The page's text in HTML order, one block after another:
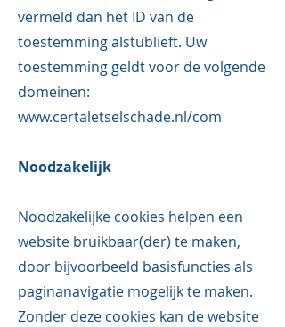
vermeld dan het ID van de
toestemming alstublieft. Uw
toestemming geldt voor de volgende
domeinen:
www.certaletselschade.nl/com
Noodzakelijk
Noodzakelijke cookies helpen een
website bruikbaar(der) te maken,
door bijvoorbeeld basisfuncties als
paginanavigatie mogelijk te maken.
Zonder deze cookies kan de website